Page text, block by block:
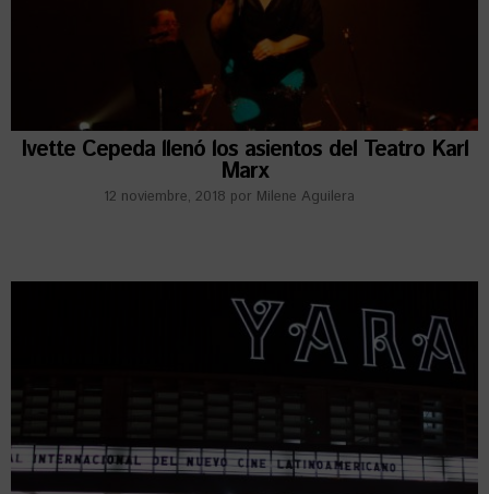
Ivette Cepeda llenó los asientos del Teatro Karl
Marx
12 noviembre, 2018 por Milene Aguilera